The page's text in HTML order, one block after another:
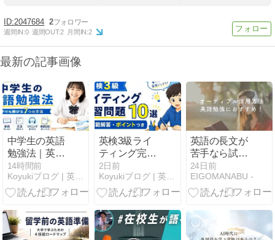
2047684 2
週間IN:0 週間OUT:2 月間IN:2
最新の記事画像
中学生の英語
勉強法｜英語
が苦手でも伸
びる7つの方
法【長年の講
説】
14時間前
Koyukiブログ | 英語の自然な表現とノマド暮らし
英検3級ライ
ティング完全
攻略｜採点基
準・テンプレ
ート・練習問
2日前
Koyukiブログ | 英語の自然な表現とノマド暮らし
英語の長文が
苦手なら試し
てほしい｜
Cambridge C2
レベルにつな
24日前
EIGOMANABU -